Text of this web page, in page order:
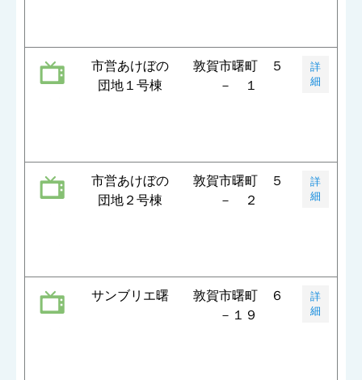
市営あけぼの
団地１号棟
敦賀市曙町 ５
－ １
詳
細
市営あけぼの
団地２号棟
敦賀市曙町 ５
－ ２
詳
細
サンブリエ曙
敦賀市曙町 ６
－１９
詳
細